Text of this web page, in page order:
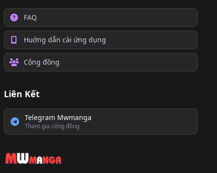
FAQ
Huớng dẫn cài ứng dụng
Cộng đồng
Liên Kết
Telegram Mwmanga
Tham gia cộng đồng